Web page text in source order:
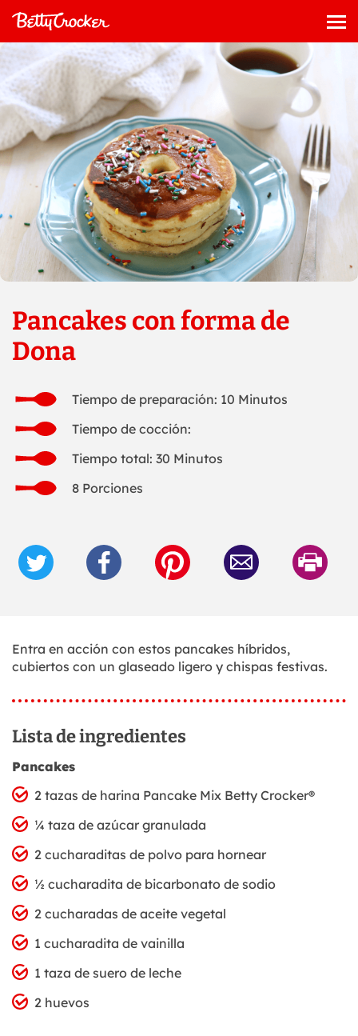
Pancakes con forma de
Dona
Tiempo de preparación: 10 Minutos
Tiempo de cocción:
Tiempo total: 30 Minutos
8 Porciones
Entra en acción con estos pancakes híbridos,
cubiertos con un glaseado ligero y chispas festivas.
Lista de ingredientes
Pancakes
2 tazas de harina Pancake Mix Betty Crocker®
¼ taza de azúcar granulada
2 cucharaditas de polvo para hornear
½ cucharadita de bicarbonato de sodio
2 cucharadas de aceite vegetal
1 cucharadita de vainilla
1 taza de suero de leche
2 huevos